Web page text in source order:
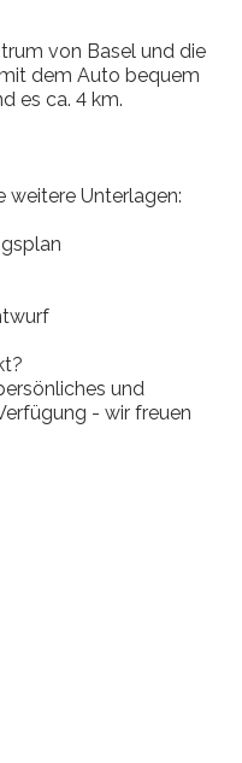
von Basel und die
dem Auto bequem
es ca. 4 km.
weitere Unterlagen:
und
- wir freuen